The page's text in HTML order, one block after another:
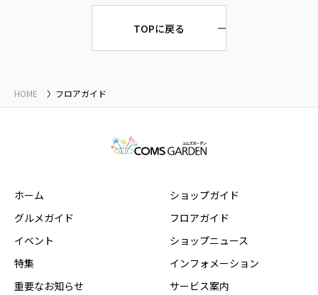
TOPに戻る
HOME フロアガイド
ホーム
グルメガイド
イベント
特集
重要なお知らせ
ショップガイド
フロアガイド
ショップニュース
インフォメーション
サービス案内